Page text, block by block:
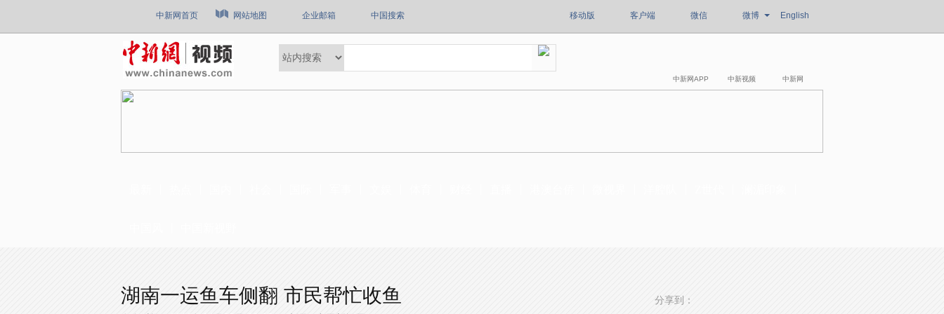
中新网首页 网站地图 企业邮箱 中国搜索 移动版 客户端 微信 微博 English
中新网APP 中新视频 中新网
湖南一运鱼车侧翻 市民帮忙收鱼 分享到：